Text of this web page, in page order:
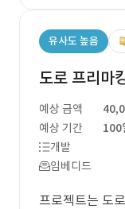
유사도 높음
도로 프리마
예상 금액
예상 기간
100
개발
임베디드
프로젝트는 도